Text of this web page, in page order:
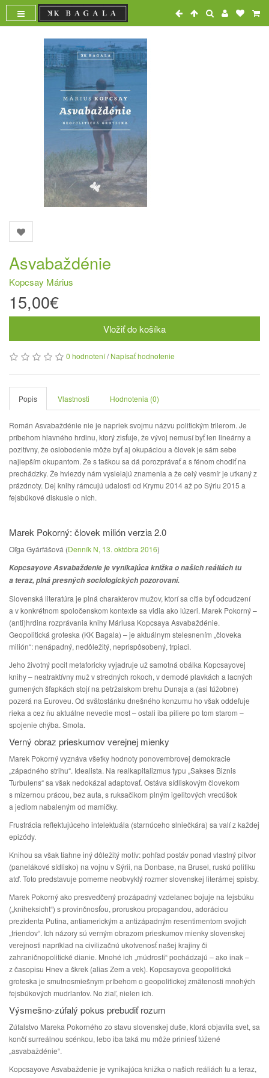
Asvabaždénie
Kopcsay Márius
15,00€
Vložiť do košíka
0 hodnotení/Napísať hodnotenie
Popis Vlastnosti Hodnotenia (0)
Román Asvabaždénie nie je napriek svojmu názvu politickým trilerom. Je
príbehom hlavného hrdinu, ktorý zisťuje, že vývoj nemusí byť len lineárny a
pozitívny, že oslobodenie môže byť aj okupáciou a človek je sám sebe
najlepším okupantom. Že s taškou sa dá porozprávať a s fénom chodiť na
prechádzky. Že hviezdy nám vysielajú znamenia a že celý vesmír je utkaný z
prázdnoty. Dej knihy rámcujú udalosti od Krymu 2014 až po Sýriu 2015 a
fejsbúkové diskusie o nich.
Marek Pokorný: človek milión verzia 2.0
Oľga Gyárfášová (Denník N, 13. októbra 2016)
Kopcsayove Asvabaždenie je vynikajúca knižka o našich reáliách tu
a teraz, plná presných sociologických pozorovaní.
Slovenská literatúra je plná charakterov mužov, ktorí sa cítia byť odcudzení
a v konkrétnom spoločenskom kontexte sa vidia ako lúzeri. Marek Pokorný –
(anti)hrdina rozprávania knihy Máriusa Kopcsaya Asvabaždénie.
Geopolitická groteska (KK Bagala) – je aktuálnym stelesnením „človeka
milión“: nenápadný, nedôležitý, neprispôsobený, trpiaci.
Jeho životný pocit metaforicky vyjadruje už samotná obálka Kopcsayovej
knihy – neatraktívny muž v stredných rokoch, v demodé plavkách a lacných
gumených šľapkách stojí na petržalskom brehu Dunaja a (asi túžobne)
pozerá na Euroveu. Od svätostánku dnešného konzumu ho však oddeľuje
rieka a cez ňu aktuálne nevedie most – ostali iba piliere po tom starom –
spojenie chýba. Smola.
Verný obraz prieskumov verejnej mienky
Marek Pokorný vyznáva všetky hodnoty ponovembrovej demokracie
„západného strihu“. Idealista. Na realkapitalizmus typu „Sakses Biznis
Turbulens“ sa však nedokázal adaptovať. Ostáva sídliskovým človekom
s mizernou prácou, bez auta, s ruksačikom plným igelitových vrecúšok
a jedlom nabaleným od mamičky.
Frustrácia reflektujúceho intelektuála (starnúceho slniečkára) sa valí z každej
epizódy.
Knihou sa však tiahne iný dôležitý motív: pohľad postáv ponad vlastný pitvor
(panelákové sídlisko) na vojnu v Sýrii, na Donbase, na Brusel, ruskú politiku
atď. Toto predstavuje pomerne neobvyklý rozmer slovenskej literárnej spisby.
Marek Pokorný ako presvedčený prozápadný vzdelanec bojuje na fejsbúku
(„kniheksicht“) s provinčnosťou, proruskou propagandou, adoráciou
prezidenta Putina, antiamerickým a antizápadným resentimentom svojich
„friendov“. Ich názory sú verným obrazom prieskumov mienky slovenskej
verejnosti napríklad na civilizačnú ukotvenosť našej krajiny či
zahraničnopolitické dianie. Mnohé ich „múdrosti“ pochádzajú – ako inak –
z časopisu Hnev a škrek (alias Zem a vek). Kopcsayova geopolitická
groteska je smutnosmiešnym príbehom o geopolitickej zmätenosti mnohých
fejsbúkových mudrlantov. No žiaľ, nielen ich.
Výsmešno-zúfalý pokus prebudiť rozum
Zúfalstvo Mareka Pokorného zo stavu slovenskej duše, ktorá objavila svet, sa
končí surreálnou scénkou, lebo iba taká mu môže priniesť túžené
„asvabaždénie“.
Kopcsayove Asvabaždenie je vynikajúca knižka o našich reáliách tu a teraz,